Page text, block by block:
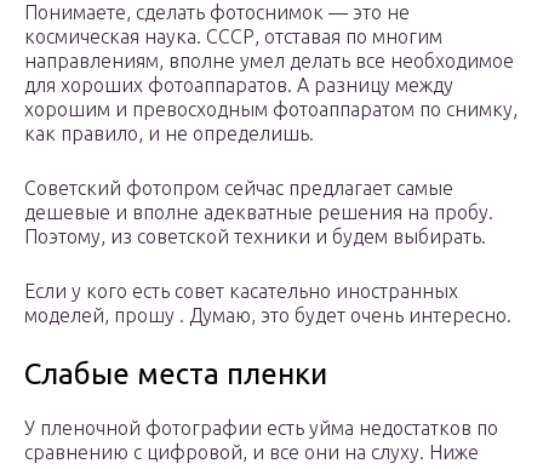
Понимаете, сделать фотоснимок — это не
космическая наука. СССР, отставая по многим
направлениям, вполне умел делать все необходимое
для хороших фотоаппаратов. А разницу между
хорошим и превосходным фотоаппаратом по снимку,
как правило, и не определишь.
Советский фотопром сейчас предлагает самые
дешевые и вполне адекватные решения на пробу.
Поэтому, из советской техники и будем выбирать.
Если у кого есть совет касательно иностранных
моделей, прошу . Думаю, это будет очень интересно.
Слабые места пленки
У пленочной фотографии есть уйма недостатков по
сравнению с цифровой, и все они на слуху. Ниже